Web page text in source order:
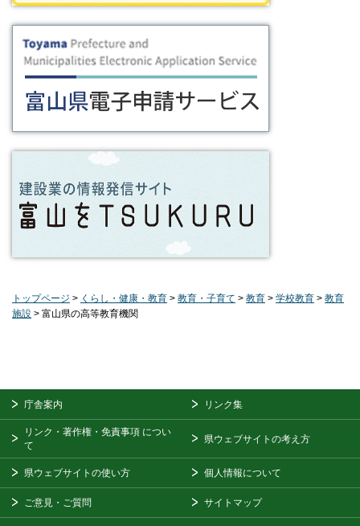
トップページ > くらし・健康・教育 > 教育・子育て > 教育 > 学校教育 > 教育
施設 > 富山県の高等教育機関
庁舎案内 リンク集
リンク・著作権・免責事項 につい
て
県ウェブサイトの考え方
県ウェブサイトの使い方 個人情報について
ご意見・ご質問 サイトマップ